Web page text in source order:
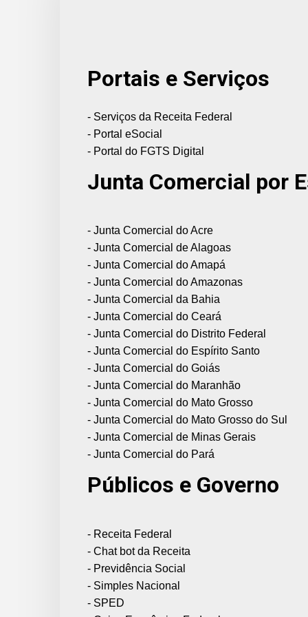
Portais e Serviços
- Serviços da Receita Federal
- Portal eSocial
- Portal do FGTS Digital
Junta Comercial por
- Junta Comercial do Acre
- Junta Comercial de Alagoas
- Junta Comercial do Amapá
- Junta Comercial do Amazonas
- Junta Comercial da Bahia
- Junta Comercial do Ceará
- Junta Comercial do Distrito Federal
- Junta Comercial do Espírito Santo
- Junta Comercial do Goiás
- Junta Comercial do Maranhão
- Junta Comercial do Mato Grosso
- Junta Comercial do Mato Grosso do Sul
- Junta Comercial de Minas Gerais
- Junta Comercial do Pará
Públicos e Governo
- Receita Federal
- Chat bot da Receita
- Previdência Social
- Simples Nacional
- SPED